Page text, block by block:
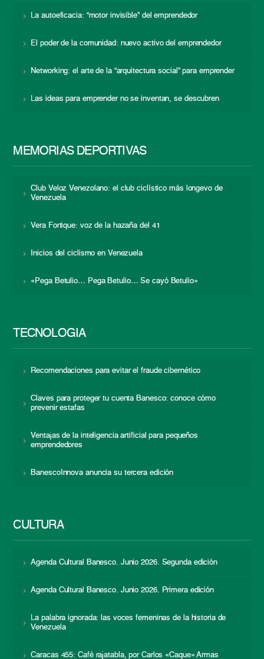
La autoeficacia: “motor invisible” del emprendedor
El poder de la comunidad: nuevo activo del emprendedor
Networking: el arte de la “arquitectura social” para emprender
Las ideas para emprender no se inventan, se descubren
MEMORIAS DEPORTIVAS
Club Veloz Venezolano: el club ciclístico más longevo de
Venezuela
Vera Fortique: voz de la hazaña del 41
Inicios del ciclismo en Venezuela
«Pega Betulio… Pega Betulio… Se cayó Betulio»
TECNOLOGÍA
Recomendaciones para evitar el fraude cibernético
Claves para proteger tu cuenta Banesco: conoce cómo
prevenir estafas
Ventajas de la inteligencia artificial para pequeños
emprendedores
BanescoInnova anuncia su tercera edición
CULTURA
Agenda Cultural Banesco. Junio 2026. Segunda edición
Agenda Cultural Banesco. Junio 2026. Primera edición
La palabra ignorada: las voces femeninas de la historia de
Venezuela
Caracas 455: Café rajatabla, por Carlos «Caque» Armas